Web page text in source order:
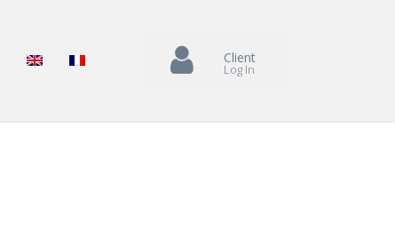
Client
Log In